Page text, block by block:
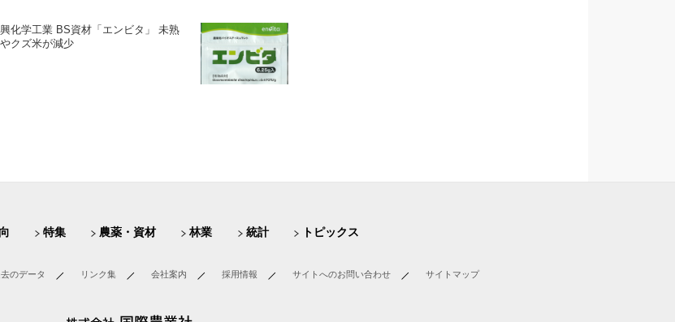
化学工業 BS資材「エンビタ」 未熟
クズ米が減少
特集 農薬・資材 林業 統計 トピックス
のデータ リンク集 会社案内 採用情報 サイトへのお問い合わせ サイトマップ